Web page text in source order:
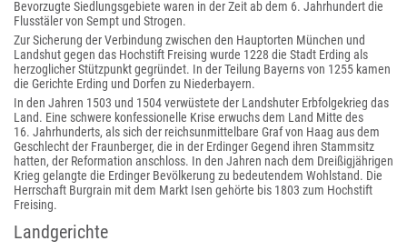
Bevorzugte Siedlungsgebiete waren in der Zeit ab dem 6. Jahrhundert die
Flusstäler von Sempt und Strogen.
Zur Sicherung der Verbindung zwischen den Hauptorten München und
Landshut gegen das Hochstift Freising wurde 1228 die Stadt Erding als
herzoglicher Stützpunkt gegründet. In der Teilung Bayerns von 1255 kamen
die Gerichte Erding und Dorfen zu Niederbayern.
In den Jahren 1503 und 1504 verwüstete der Landshuter Erbfolgekrieg das
Land. Eine schwere konfessionelle Krise erwuchs dem Land Mitte des
16. Jahrhunderts, als sich der reichsunmittelbare Graf von Haag aus dem
Geschlecht der Fraunberger, die in der Erdinger Gegend ihren Stammsitz
hatten, der Reformation anschloss. In den Jahren nach dem Dreißigjährigen
Krieg gelangte die Erdinger Bevölkerung zu bedeutendem Wohlstand. Die
Herrschaft Burgrain mit dem Markt Isen gehörte bis 1803 zum Hochstift
Freising.
Landgerichte